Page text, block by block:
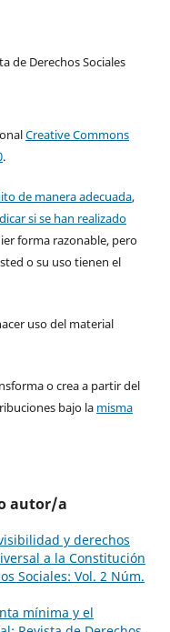
de Derechos Sociales
Creative Commons
.
de manera adecuada,
si se han realizado
forma razonable, pero
o su uso tienen el
uso del material
o crea a partir del
bajo la misma
autor/a
y derechos
a la Constitución
Sociales: Vol. 2 Núm.
mínima y el